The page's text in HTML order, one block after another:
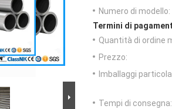
Numero di modello:
Termini di
Quantità di ordine
Prezzo:
Imballaggi
Tempi di consegna: